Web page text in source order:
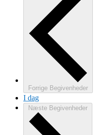
Forrige Begivenheder
I dag
Næste Begivenheder